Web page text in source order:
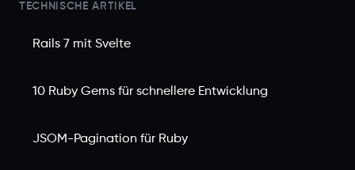
TECHNISCHE ARTIKEL
Rails 7 mit Svelte
10 Ruby Gems für schnellere Entwicklung
JSOM-Pagination für Ruby